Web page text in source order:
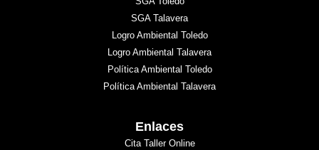
SGA Talavera
Logro Ambiental Toledo
Logro Ambiental Talavera
Política Ambiental Toledo
Política Ambiental Talavera
Enlaces
Cita Taller Online